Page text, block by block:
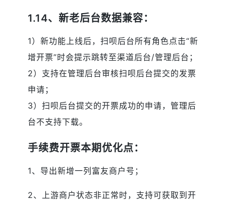
1.14、新老后台数据兼容：
1）新功能上线后，扫呗后台所有角色点击“新
增开票”时会提示跳转至渠道后台/管理后台；
2）支持在管理后台审核扫呗后台提交的发票
申请；
3）扫呗后台提交的开票成功的申请，管理后
台不支持下载。
手续费开票本期优化点：
1、导出新增一列富友商户号；
2、上游商户状态非正常时，支持可获取到开